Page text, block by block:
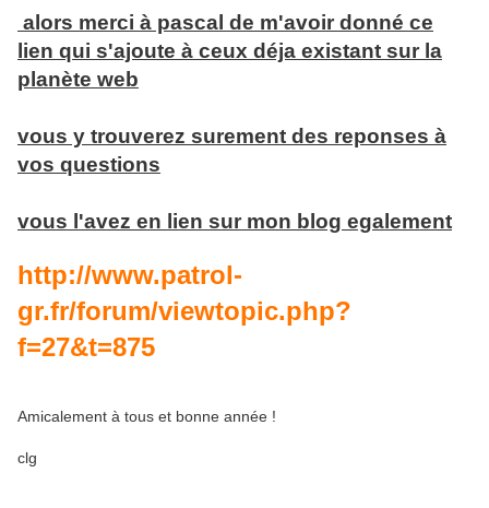
alors merci à pascal de m'avoir donné ce
lien qui s'ajoute à ceux déja existant sur la
planète web
vous y trouverez surement des reponses à
vos questions
vous l'avez en lien sur mon blog egalement
http://www.patrol-
gr.fr/forum/viewtopic.php?
f=27&t=875
Amicalement à tous et bonne année !
clg